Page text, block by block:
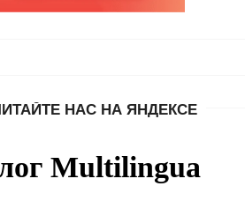
НАС НА ЯНДЕКСЕ
Multilingua